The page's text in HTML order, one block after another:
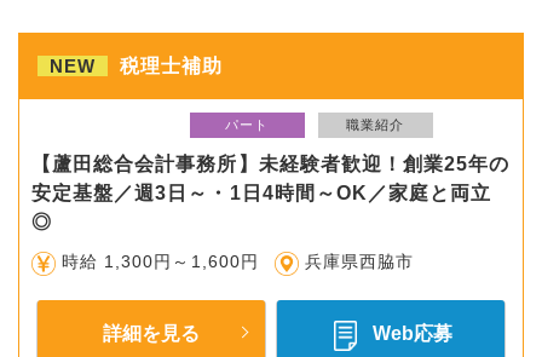
NEW 税理士補助
パート 職業紹介
【蘆田総合会計事務所】未経験者歓迎！創業25年の
安定基盤／週3日～・1日4時間～OK／家庭と両立
◎
時給 1,300円～1,600円 兵庫県西脇市
詳細を見る Web応募